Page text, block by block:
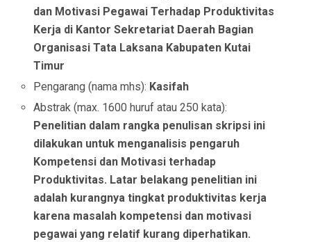
dan Motivasi Pegawai Terhadap Produktivitas
Kerja di Kantor Sekretariat Daerah Bagian
Organisasi Tata Laksana Kabupaten Kutai
Timur
Pengarang (nama mhs): Kasifah
Abstrak (max. 1600 huruf atau 250 kata):
Penelitian dalam rangka penulisan skripsi ini
dilakukan untuk menganalisis pengaruh
Kompetensi dan Motivasi terhadap
Produktivitas. Latar belakang penelitian ini
adalah kurangnya tingkat produktivitas kerja
karena masalah kompetensi dan motivasi
pegawai yang relatif kurang diperhatikan.